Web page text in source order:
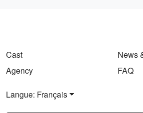
Cast
Agency
News
FAQ
Langue: Français